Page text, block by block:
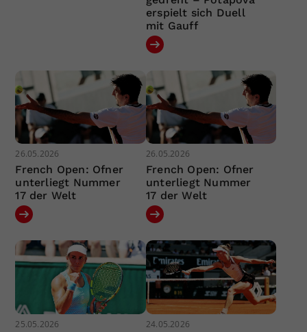
erspielt sich Duell
mit Gauff
26.05.2026
French Open: Ofner
unterliegt Nummer
17 der Welt
26.05.2026
French Open: Ofner
unterliegt Nummer
17 der Welt
25.05.2026 24.05.2026